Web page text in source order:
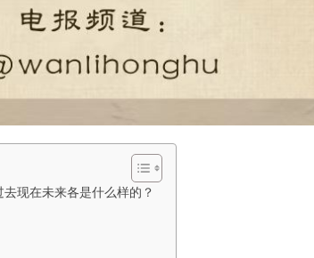
现在未来各是什么样的？